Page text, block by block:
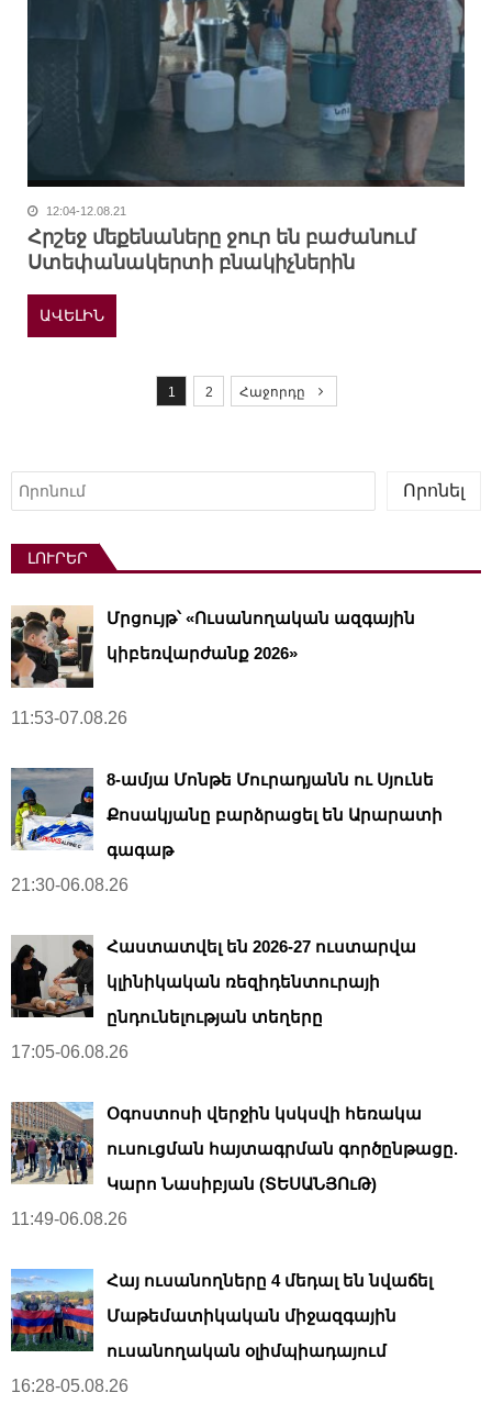
12:04-12.08.21
Հրշեջ մեքենաները ջուր են բաժանում
Ստեփանակերտի բնակիչներին
ԱՎԵԼԻՆ
s
p
a
g
i
n
a
t
i
n
1 2 Հաջորդը
Որոնել
Որոնել
ԼՈՒՐԵՐ
Մրցույթ՝ «Ուսանողական ազգային
կիբեռվարժանք 2026»
11:53-07.08.26
8-ամյա Մոնթե Մուրադյանն ու Սյունե
Քոսակյանը բարձրացել են Արարատի
գագաթ
21:30-06.08.26
Հաստատվել են 2026-27 ուստարվա
կլինիկական ռեզիդենտուրայի
ընդունելության տեղերը
17:05-06.08.26
Օգոստոսի վերջին կսկսվի հեռակա
ուսուցման հայտագրման գործընթացը.
Կարո Նասիբյան (ՏԵՍԱՆՅՈւԹ)
11:49-06.08.26
Հայ ուսանողները 4 մեդալ են նվաճել
Մաթեմատիկական միջազգային
ուսանողական օլիմպիադայում
16:28-05.08.26